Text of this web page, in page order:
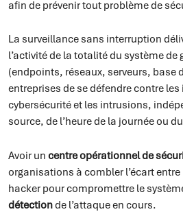
afin de prévenir tout problème de
La surveillance sans interruption
l’activité de la totalité du système
(endpoints, réseaux, serveurs, base
entreprises de se défendre contre
cybersécurité et les intrusions,
source, de l’heure de la journée ou
Avoir un centre opérationnel de
organisations à combler l’écart
hacker pour compromettre le
détectionde l’attaque en cours.